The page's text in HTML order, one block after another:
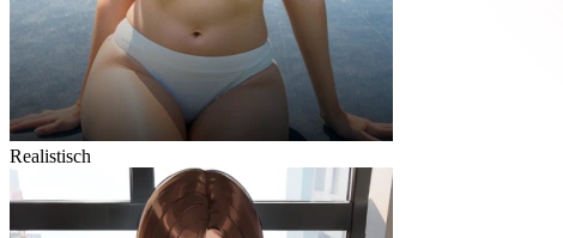
Realistisch